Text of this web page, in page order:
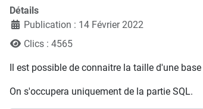
Détails
Publication : 14 Février 2022
Clics : 4565
Il est possible de connaitre la taille d'une
On s'occupera uniquement de la partie SQL.